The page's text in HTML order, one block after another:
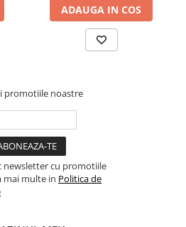
ADAUGA IN COS
promotiile noastre
newsletter cu promotiile
mai multe in Politica de